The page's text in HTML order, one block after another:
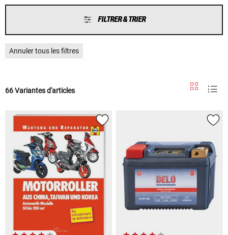
FILTRER & TRIER
Annuler tous les filtres
66 Variantes d'articles